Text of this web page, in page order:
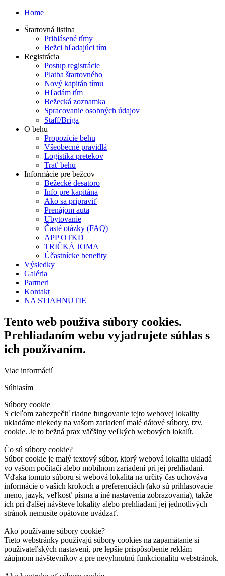
Home
Štartovná listina
Prihlásené tímy
Bežci hľadajúci tím
Registrácia
Postup registrácie
Platba štartovného
Nový kapitán tímu
Hľadám tím
Bežecká zoznamka
Spracovanie osobných údajov
Staff/Briga
O behu
Propozície behu
Všeobecné pravidlá
Logistika pretekov
Trať behu
Informácie pre bežcov
Bežecké desatoro
Info pre kapitána
Ako sa pripraviť
Prenájom auta
Ubytovanie
Časté otázky (FAQ)
APP OTKD
TRIČKÁ JOMA
Účastnícke benefity
Výsledky
Galéria
Partneri
Kontakt
NA STIAHNUTIE
Tento web používa súbory cookies.
Prehliadaním webu vyjadrujete súhlas s
ich používaním.
Viac informácií
Súhlasím
Súbory cookie
S cieľom zabezpečiť riadne fungovanie tejto webovej lokality
ukladáme niekedy na vašom zariadení malé dátové súbory, tzv.
cookie. Je to bežná prax väčšiny veľkých webových lokalít.
Čo sú súbory cookie?
Súbor cookie je malý textový súbor, ktorý webová lokalita ukladá
vo vašom počítači alebo mobilnom zariadení pri jej prehliadaní.
Vďaka tomuto súboru si webová lokalita na určitý čas uchováva
informácie o vašich krokoch a preferenciách (ako sú prihlasovacie
meno, jazyk, veľkosť písma a iné nastavenia zobrazovania), takže
ich pri ďalšej návšteve lokality alebo prehliadaní jej jednotlivých
stránok nemusíte opätovne uvádzať.
Ako používame súbory cookie?
Tieto webstránky používajú súbory cookies na zapamätanie si
použivateľských nastavení, pre lepšie prispôsobenie reklám
záujmom návštevníkov a pre nevyhnutnú funkcionalitu webstránok.